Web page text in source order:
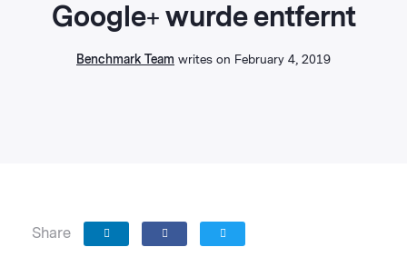
Google+ wurde entfernt
Benchmark Team writes on February 4, 2019
Share